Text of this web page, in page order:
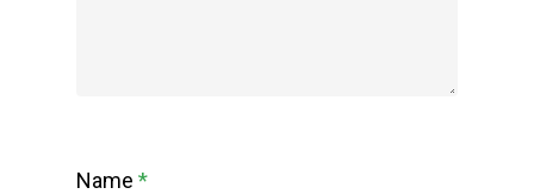
Name *